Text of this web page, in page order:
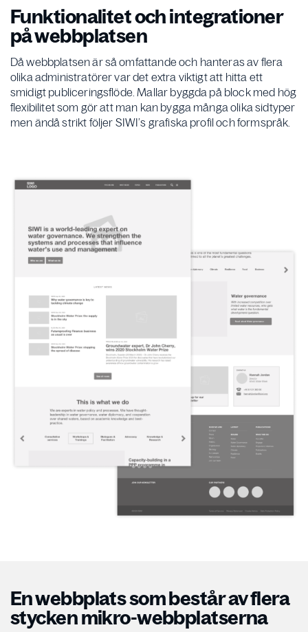
Funktionalitet och integrationer
på webbplatsen
Då webbplatsen är så omfattande och hanteras av flera
olika administratörer var det extra viktigt att hitta ett
smidigt publiceringsflöde. Mallar byggda på block med hög
flexibilitet som gör att man kan bygga många olika sidtyper
men ändå strikt följer SIWI’s grafiska profil och formspråk.
En webbplats som består av flera
stycken mikro-webbplatserna